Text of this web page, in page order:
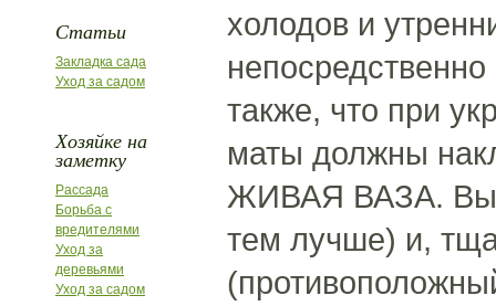
Статьи
Закладка сада
Уход за садом
Хозяйке на
заметку
Рассада
Борьба с
вредителями
Уход за
деревьями
Уход за садом
холодов и
также, что при
маты должны
ЖИВАЯ ВАЗА.
тем лучше) и,